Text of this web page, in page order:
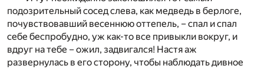
подозрительный сосед слева, как медведь в берлоге,
почувствовавший весеннюю оттепель, – спал и спал
себе беспробудно, уж как-то все привыкли вокруг, и
вдруг на тебе – ожил, задвигался! Настя аж
развернулась в его сторону, чтобы наблюдать дивное